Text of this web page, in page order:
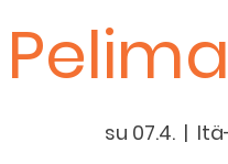
su 07.4.
  |